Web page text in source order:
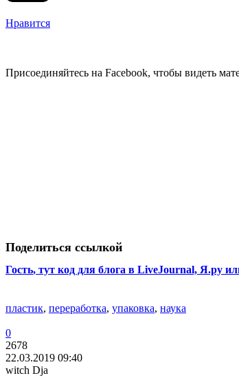
Нравится
Присоединяйтесь на Facebook, чтобы видеть
Поделиться ссылкой
Гость, тут код для блога в LiveJournal, Я.ру
пластик, переработка, упаковка, наука
0
2678
22.03.2019 09:40
witch Dja